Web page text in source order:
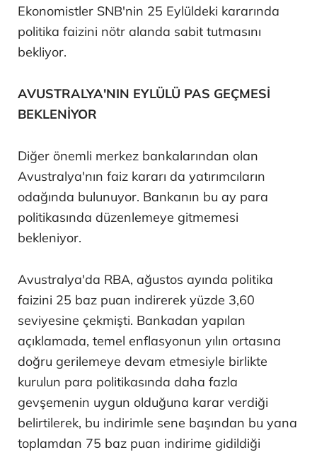
Ekonomistler SNB'nin 25 Eylüldeki kararında
politika faizini nötr alanda sabit tutmasını
bekliyor.
AVUSTRALYA'NIN EYLÜLÜ PAS GEÇMESİ
BEKLENİYOR
Diğer önemli merkez bankalarından olan
Avustralya'nın faiz kararı da yatırımcıların
odağında bulunuyor. Bankanın bu ay para
politikasında düzenlemeye gitmemesi
bekleniyor.
Avustralya'da RBA, ağustos ayında politika
faizini 25 baz puan indirerek yüzde 3,60
seviyesine çekmişti. Bankadan yapılan
açıklamada, temel enflasyonun yılın ortasına
doğru gerilemeye devam etmesiyle birlikte
kurulun para politikasında daha fazla
gevşemenin uygun olduğuna karar verdiği
belirtilerek, bu indirimle sene başından bu yana
toplamdan 75 baz puan indirime gidildiği